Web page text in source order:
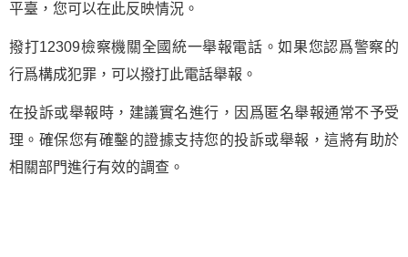
平臺，您可以在此反映情況。
撥打12309檢察機關全國統一舉報電話。如果您認爲警察的
行爲構成犯罪，可以撥打此電話舉報。
在投訴或舉報時，建議實名進行，因爲匿名舉報通常不予受
理。確保您有確鑿的證據支持您的投訴或舉報，這將有助於
相關部門進行有效的調查。